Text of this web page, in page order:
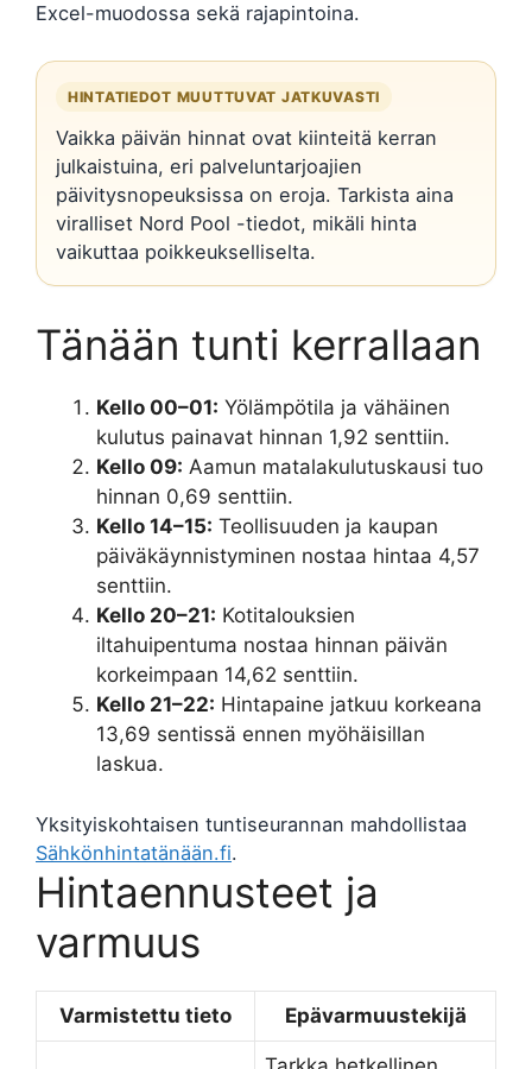
Excel-muodossa sekä rajapintoina.
HINTATIEDOT MUUTTUVAT JATKUVASTI
Vaikka päivän hinnat ovat kiinteitä kerran
julkaistuina, eri palveluntarjoajien
päivitysnopeuksissa on eroja. Tarkista aina
viralliset Nord Pool -tiedot, mikäli hinta
vaikuttaa poikkeukselliselta.
Tänään tunti kerrallaan
Kello 00–01: Yölämpötila ja vähäinen
kulutus painavat hinnan 1,92 senttiin.
Kello 09: Aamun matalakulutuskausi tuo
hinnan 0,69 senttiin.
Kello 14–15: Teollisuuden ja kaupan
päiväkäynnistyminen nostaa hintaa 4,57
senttiin.
Kello 20–21: Kotitalouksien
iltahuipentuma nostaa hinnan päivän
korkeimpaan 14,62 senttiin.
Kello 21–22: Hintapaine jatkuu korkeana
13,69 sentissä ennen myöhäisillan
laskua.
Yksityiskohtaisen tuntiseurannan mahdollistaa
Sähkönhintatänään.fi.
Hintaennusteet ja
varmuus
Varmistettu tieto Epävarmuustekijä